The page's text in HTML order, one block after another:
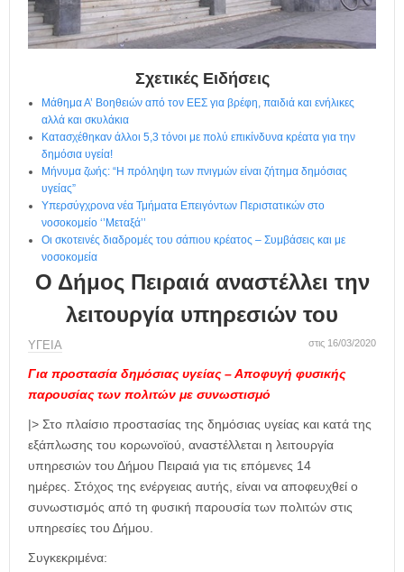
Σχετικές Ειδήσεις
Μάθημα Α’ Βοηθειών από τον ΕΕΣ για βρέφη, παιδιά και ενήλικες
αλλά και σκυλάκια
Κατασχέθηκαν άλλοι 5,3 τόνοι με πολύ επικίνδυνα κρέατα για την
δημόσια υγεία!
Μήνυμα ζωής: “Η πρόληψη των πνιγμών είναι ζήτημα δημόσιας
υγείας”
Υπερσύγχρονα νέα Τμήματα Επειγόντων Περιστατικών στο
νοσοκομείο ‘’Μεταξά’’
Οι σκοτεινές διαδρομές του σάπιου κρέατος – Συμβάσεις και με
νοσοκομεία
Ο Δήμος Πειραιά αναστέλλει την
λειτουργία υπηρεσιών του
ΥΓΕΙΑ στις 16/03/2020
Για προστασία δημόσιας υγείας – Αποφυγή φυσικής
παρουσίας των πολιτών με συνωστισμό
|> Στο πλαίσιο προστασίας της δημόσιας υγείας και κατά της
εξάπλωσης του κορωνοϊού, αναστέλλεται η λειτουργία
υπηρεσιών του Δήμου Πειραιά για τις επόμενες 14
ημέρες. Στόχος της ενέργειας αυτής, είναι να αποφευχθεί ο
συνωστισμός από τη φυσική παρουσία των πολιτών στις
υπηρεσίες του Δήμου.
Συγκεκριμένα: